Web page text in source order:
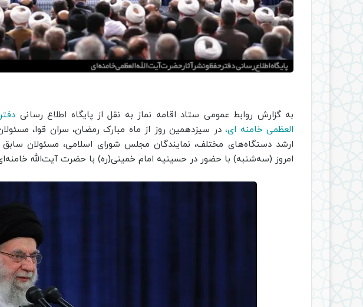
به گزارش روابط عمومی ستاد اقامه نماز به نقل از پایگاه اطلاع رسانی
العظمی خامنه ای،در سیزدهمین روز از ماه مبارک رمضان، سران قوا،
ارشد دستگاه‌های مختلف، نمایندگان مجلس شورای اسلامی، مسئولان
امروز (سه‌شنبه) با حضور در حسینیه امام خمینی(ره) با حضرت آیت‌الله